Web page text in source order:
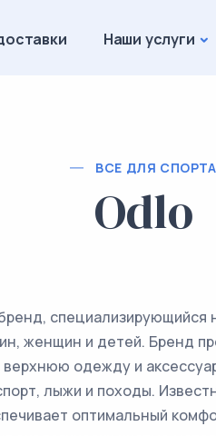
Наши услуги
ВСЕ ДЛЯ СПОРТА
Odlo
специализирующийся
женщин и детей. Бренд
одежду и
лыжи и походы.
оптимальный